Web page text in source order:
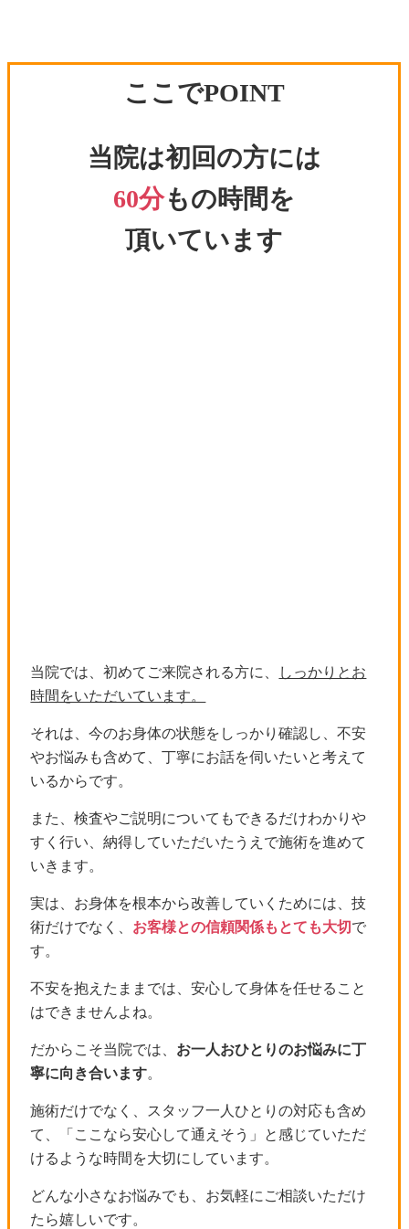
ここでPOINT
当院は初回の方には
60分もの時間を
頂いています
当院では、初めてご来院される方に、
しっかりとお
時間をいただいています。
それは、今のお身体の状態をしっかり確認し、不安
やお悩みも含めて、丁寧にお話を伺いたいと考えて
いるからです。
また、検査やご説明についてもできるだけわかりや
すく行い、納得していただいたうえで施術を進めて
いきます。
実は、お身体を根本から改善していくためには、技
術だけでなく、 お客様との信頼関係もとても大切で
す。
不安を抱えたままでは、安心して身体を任せること
はできませんよね。
だからこそ当院では、 お一人おひとりのお悩みに丁
寧に向き合います。
施術だけでなく、スタッフ一人ひとりの対応も含め
て、「ここなら安心して通えそう」と感じていただ
けるような時間を大切にしています。
どんな小さなお悩みでも、お気軽にご相談いただけ
たら嬉しいです。